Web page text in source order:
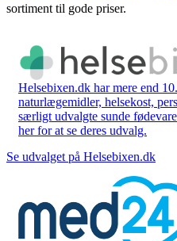
sortiment til gode priser.
Helsebixen.dk har mere end
naturlægemidler, helsekost,
særligt udvalgte sunde
her for at se deres udvalg.
Se udvalget på Helsebixen.dk